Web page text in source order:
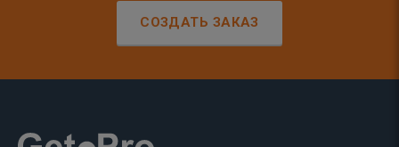
СОЗДАТЬ ЗАКАЗ